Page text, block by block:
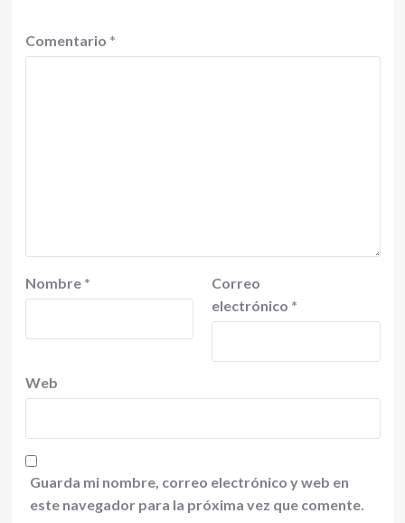
Comentario *
Nombre *
Correo
electrónico *
Web
Guarda mi nombre, correo electrónico y web en
este navegador para la próxima vez que comente.